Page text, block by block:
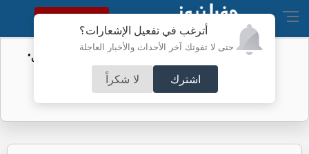
أترغب في تفعيل الإشعارات؟
حتى لا تفوتك آخر الأحداث والأخبار العاجلة
اشترك لا شكراً
النسخة الكاملة
الأمن السيبراني يحذر من رسائل "واتساب"